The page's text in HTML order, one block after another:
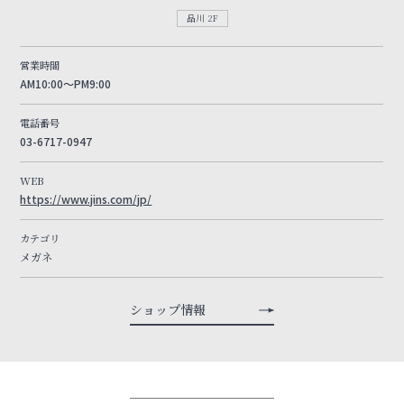
品川 2F
営業時間
AM10:00～PM9:00
電話番号
03-6717-0947
WEB
https://www.jins.com/jp/
カテゴリ
メガネ
ショップ情報